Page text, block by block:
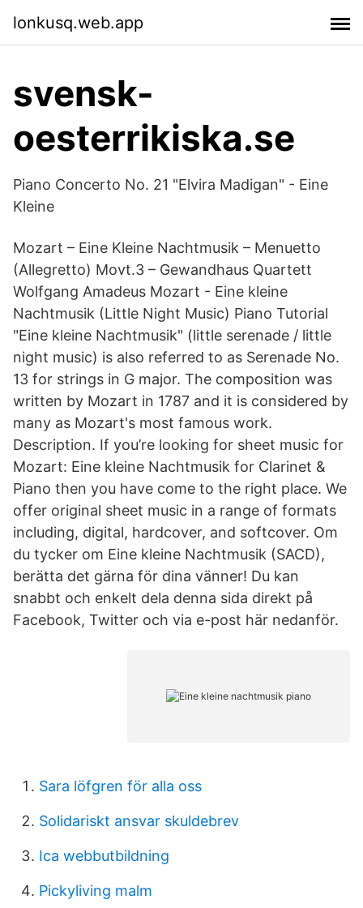
lonkusq.web.app
svensk-
oesterrikiska.se
Piano Concerto No. 21 "Elvira Madigan" - Eine
Kleine
Mozart – Eine Kleine Nachtmusik – Menuetto
(Allegretto) Movt.3 – Gewandhaus Quartett
Wolfgang Amadeus Mozart - Eine kleine
Nachtmusik (Little Night Music) Piano Tutorial
"Eine kleine Nachtmusik" (little serenade / little
night music) is also referred to as Serenade No.
13 for strings in G major. The composition was
written by Mozart in 1787 and it is considered by
many as Mozart's most famous work.
Description. If you’re looking for sheet music for
Mozart: Eine kleine Nachtmusik for Clarinet &
Piano then you have come to the right place. We
offer original sheet music in a range of formats
including, digital, hardcover, and softcover. Om
du tycker om Eine kleine Nachtmusik (SACD),
berätta det gärna för dina vänner! Du kan
snabbt och enkelt dela denna sida direkt på
Facebook, Twitter och via e-post här nedanför.
Sara löfgren för alla oss
Solidariskt ansvar skuldebrev
Ica webbutbildning
Pickyliving malm